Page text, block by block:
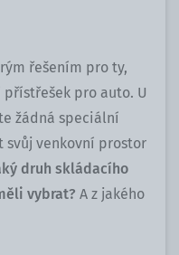
řešením pro ty,
pro auto. U
žádná speciální
venkovní prostor
druh skládacího
vybrat? A z jakého